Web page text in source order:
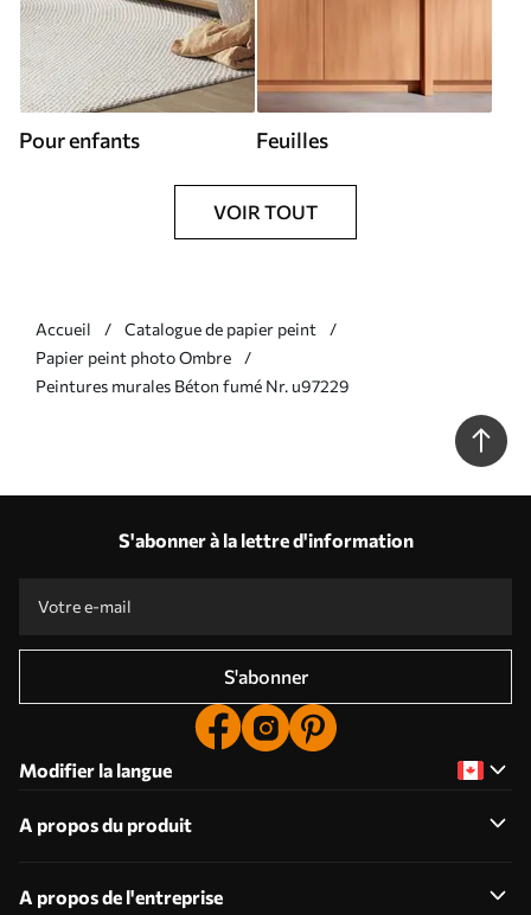
Pour enfants Feuilles
VOIR TOUT
Accueil
Catalogue de papier peint
Papier peint photo Ombre
Peintures murales Béton fumé Nr. u97229
S'abonner à la lettre d'information
S'abonner
Modifier la langue
A propos du produit
A propos de l'entreprise